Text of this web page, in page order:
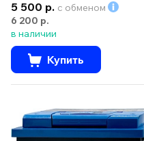
5 500 р. с обменом
6 200 р.
в наличии
Купить